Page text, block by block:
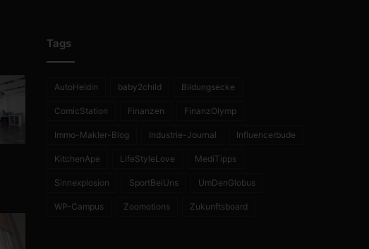
Tags
AutoHeldin baby2child Bildungsecke
ComicStation Finanzen FinanzOlymp
Immo-Makler-Blog Industrie-Journal Influencerbude
KitchenApe LifeStyleLove MediTipps
Sinnexplosion SportBeiUns UmDenGlobus
WP-Campus Zoomotions Zukunftsboard